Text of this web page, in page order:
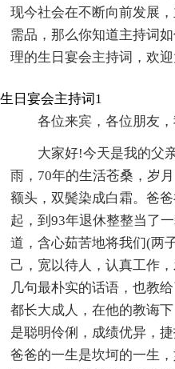
现今社会在不断向前发展
需品，那么你知道主持词
理的生日宴会主持词，欢迎
生日宴会主持词1
各位来宾，各位朋友
大家好!今天是我的父
雨，70年的生活苍桑，岁
额头，双鬓染成白霜。爸
起，到93年退休整整当了
道，含心茹苦地将我们(两
己，宽以待人，认真工作
几句最朴实的话语，也教
都长大成人，在他的教诲
是聪明伶俐，成绩优异，
爸爸的一生是坎坷的一生